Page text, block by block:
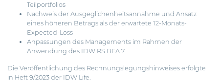
Teilportfolios
Nachweis der Ausgeglichenheitsannahme und Ansatz
eines höheren Betrags als der erwartete 12-Monats-
Expected-Loss
Anpassungen des Managements im Rahmen der
Anwendung des IDW RS BFA 7
Die Veröffentlichung des Rechnungslegungshinweises erfolgte
in Heft 9/2023 der IDW Life.